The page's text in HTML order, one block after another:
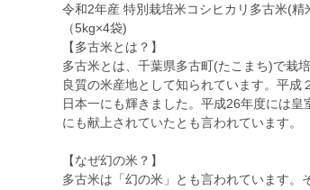
令和2年産 特別栽培米コシヒカリ多古米(精
（5kg×4袋)
【多古米とは？】
多古米とは、千葉県多古町(たこまち)で栽
良質の米産地として知られています。平
日本一にも輝きました。平成26年度には
にも献上されていたとも言われています。
【なぜ幻の米？】
多古米は「幻の米」とも言われています